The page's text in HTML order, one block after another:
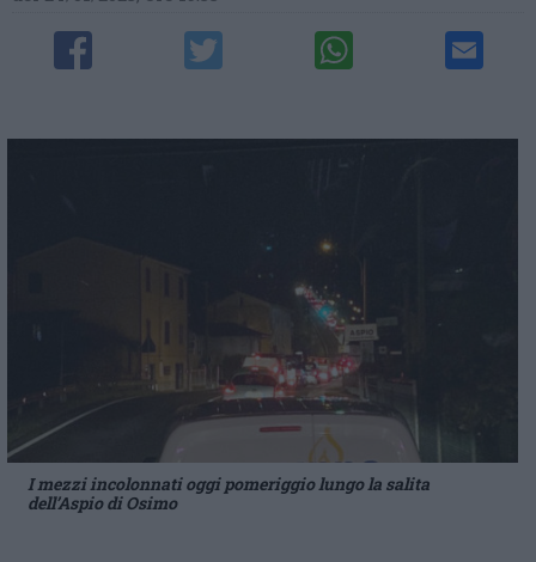
I mezzi incolonnati oggi pomeriggio lungo la salita
dell’Aspio di Osimo